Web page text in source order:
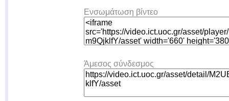
Ενσωμάτωση βίντεο
Άμεσος σύνδεσμος